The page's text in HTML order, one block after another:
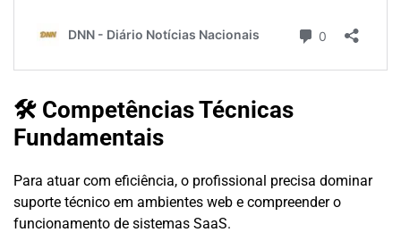
🛠 Competências Técnicas
Fundamentais
Para atuar com eficiência, o profissional precisa dominar
suporte técnico em ambientes web e compreender o
funcionamento de sistemas SaaS.